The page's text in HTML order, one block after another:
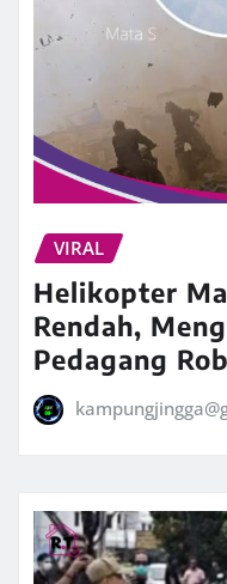
VIRAL
Helikopter
Rendah,
Pedagang